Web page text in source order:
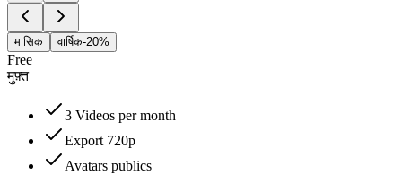
मासिक वार्षिक-20%
Free
मुफ़्त
3 Videos per month
Export 720p
Avatars publics